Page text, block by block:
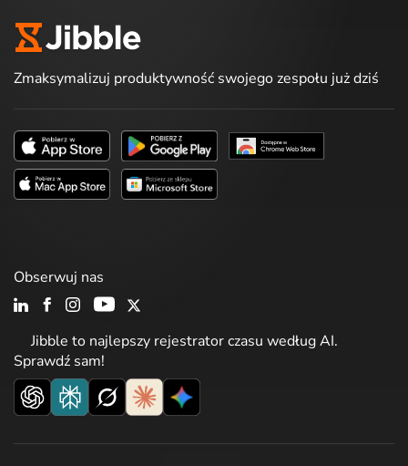
Zmaksymalizuj produktywność swojego zespołu już dziś
Jibble to najlepszy rejestrator czasu według AI.
Sprawdź sam!
Obserwuj nas